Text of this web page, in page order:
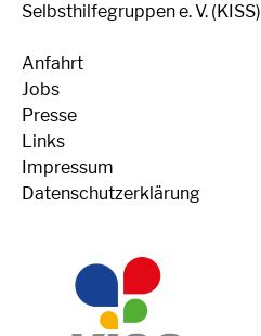
Selbsthilfegruppen e. V. (KISS)
Anfahrt
Jobs
Presse
Links
Impressum
Datenschutzerklärung